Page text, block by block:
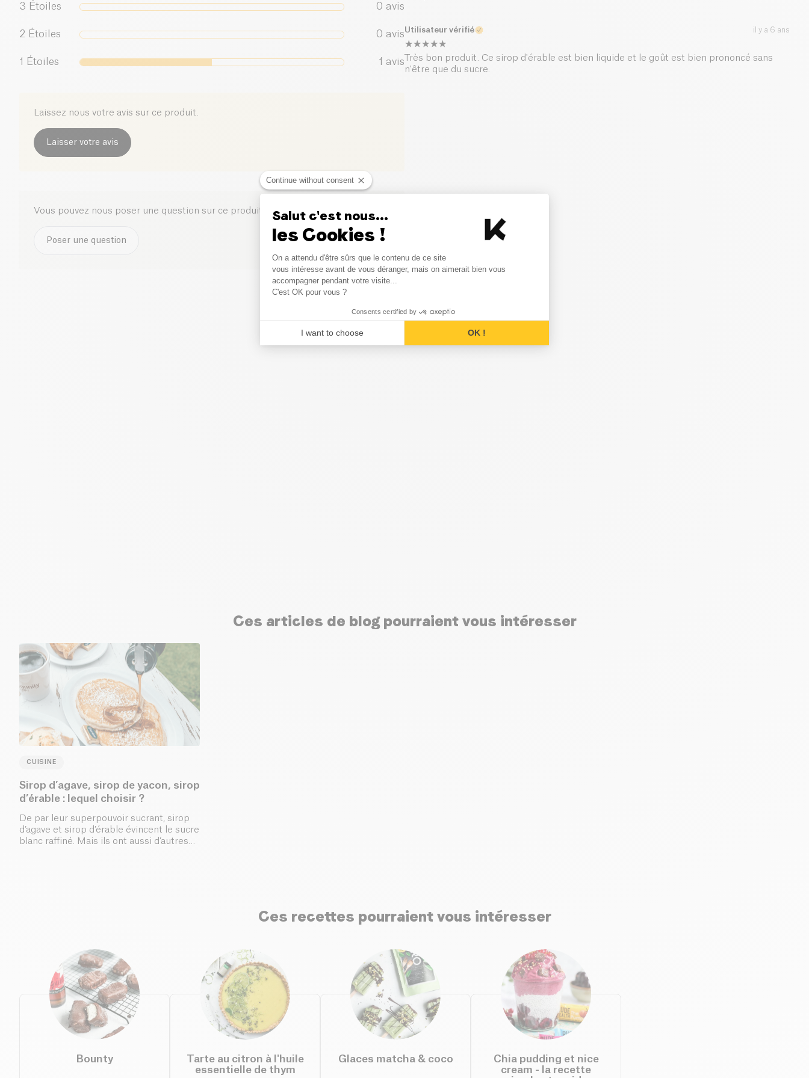
3 Étoiles 0 avis
2 Étoiles 0 avis
1 Étoiles 1 avis
Laissez nous votre avis sur ce produit.
Laisser votre avis
Vous pouvez nous poser une question sur ce produit ici
Poser une question
Utilisateur vérifié il y a 6 ans
Très bon produit. Ce sirop d'érable est bien liquide et le goût est bien prononcé sans
n'être que du sucre.
Ces articles de blog pourraient vous intéresser
CUISINE
Sirop d’agave, sirop de yacon, sirop
d’érable : lequel choisir ?
De par leur superpouvoir sucrant, sirop
d’agave et sirop d’érable évincent le sucre
blanc raffiné. Mais ils ont aussi d’autres
Ces recettes pourraient vous intéresser
Bounty
Tarte au citron à l'huile
essentielle de thym
Glaces matcha & coco
Chia pudding et nice
cream - la recette
Continue without consent
Salut c'est nous...
les Cookies !
Consent Management Platform: Personalize Your Options
On a attendu d'être sûrs que le contenu de ce site
vous intéresse avant de vous déranger, mais on aimerait bien vous
accompagner pendant votre visite...
C'est OK pour vous ?
Consents certified by
I want to choose OK !
Axeptio consent